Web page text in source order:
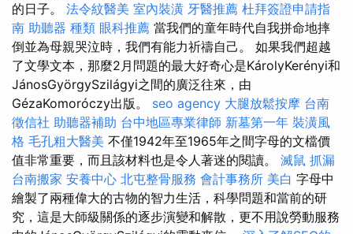
的日子。 法令紋醫美 室內裝潢 牙醫推薦 杜拜簽證申請指
南 助聽器 種類 眼科推薦 當我們的童年時代自我拼命地摔
倒並為母親哭泣時，我們有能力祈禱自己。 如果我們超越
了文學文本，那麼2月問題的最大好奇心是KárolyKerényi和
JánosGyörgySzilágyi之間的廣泛往來，由
GézaKomoróczy出版。 seo agency 大腿放鬆按摩 台南
徵信社 助聽器補助 台中地區專業律師 新墓第一年 裝潢風
格 毛孔粗大醫美 不僅1942年至1965年之間字母的文檔價
值非常重要，而且該材料也是令人著迷的閱讀。 滅鼠 抓漏
台南搬家 安養中心 北屯整骨服務 會計事務所 美白 字母中
繪製了兩種偉大的古物的智力生活，科學問題和當前的研
究，這是大師級關係的逐步演變和解散，更不用說勞動服務